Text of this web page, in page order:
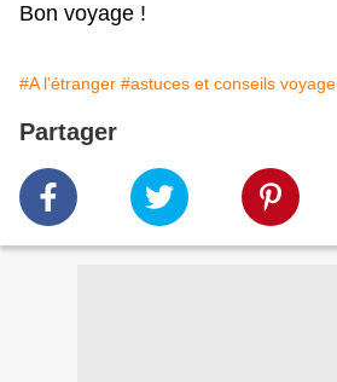
Bon voyage !
#A l'étranger #astuces et conseils voyage
Partager